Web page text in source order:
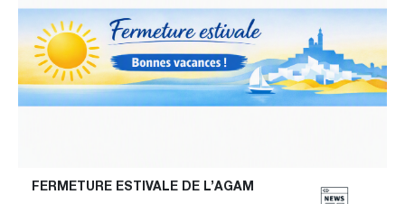
FERMETURE ESTIVALE DE L’AGAM